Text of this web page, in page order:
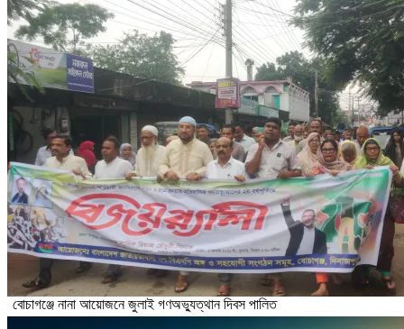
বোচাগঞ্জে নানা আয়োজনে জুলাই গণঅভ্যুত্থান দিবস পালিত